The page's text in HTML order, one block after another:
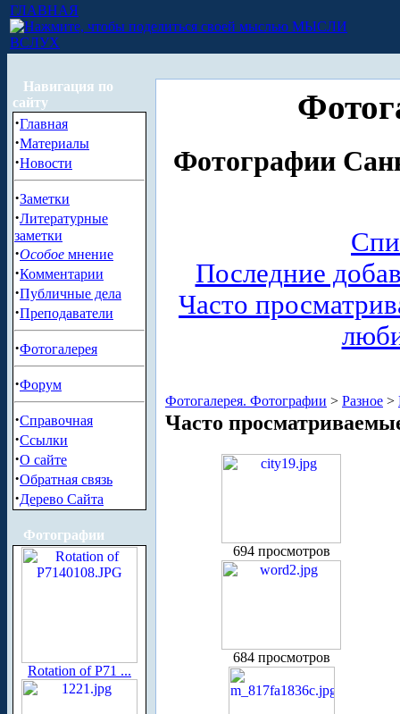
ГЛАВНАЯ
МЫСЛИ
ВСЛУХ
Навигация по
сайту
·Главная
·Материалы
·Новости
·Заметки
·Литературные
заметки
·Особое мнение
·Комментарии
·Публичные дела
·Преподаватели
·Фотогалерея
·Форум
·Справочная
·Ссылки
·О сайте
·Обратная связь
·Дерево Сайта
Фотографии
Rotation of P71 ...
Фотографии
Последние
Часто
Фотогалерея. Фотографии > Разное >
Часто
694 просмотров
684 просмотров